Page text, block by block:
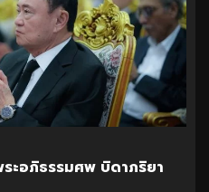
ะอภิธรรมศพ บิดาภริยา